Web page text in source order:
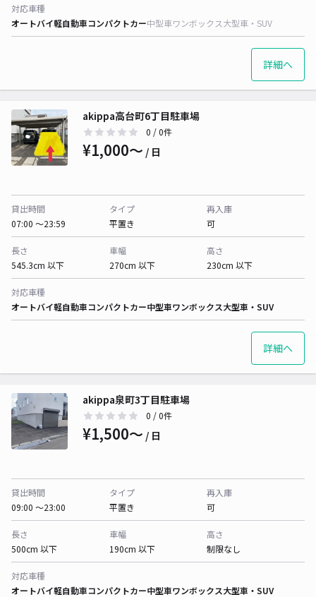
対応車種
オートバイ軽自動車コンパクトカー中型車ワンボックス大型車・SUV
詳細へ
akippa高台町6丁目駐車場
0 / 0件
¥1,000〜 / 日
貸出時間
07:00 〜23:59
タイプ
平置き
再入庫
可
長さ
545.3cm 以下
車幅
270cm 以下
高さ
230cm 以下
対応車種
オートバイ軽自動車コンパクトカー中型車ワンボックス大型車・SUV
詳細へ
akippa泉町3丁目駐車場
0 / 0件
¥1,500〜 / 日
貸出時間
09:00 〜23:00
タイプ
平置き
再入庫
可
長さ
500cm 以下
車幅
190cm 以下
高さ
制限なし
対応車種
オートバイ軽自動車コンパクトカー中型車ワンボックス大型車・SUV